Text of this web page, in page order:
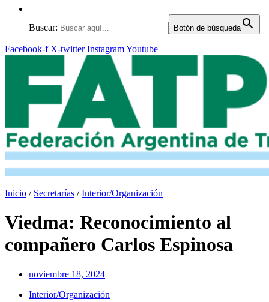
Buscar: Botón de búsqueda
Facebook-f X-twitter InstagramYoutube
Inicio / Secretarías /Interior/Organización
Viedma: Reconocimiento al
compañero Carlos Espinosa
noviembre 18, 2024
Interior/Organización